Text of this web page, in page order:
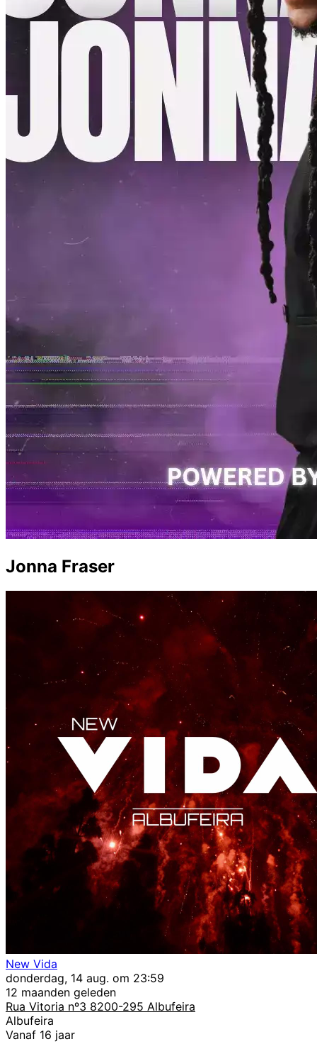
Jonna Fraser
New Vida
donderdag, 14 aug. om 23:59
12 maanden geleden
Rua Vitoria nº3 8200-295 Albufeira
Albufeira
Vanaf 16 jaar